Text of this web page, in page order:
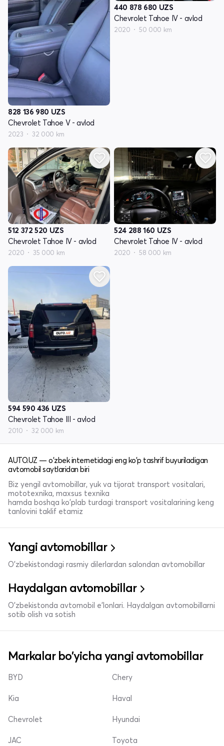
828 136 980 UZS
Chevrolet Tahoe V - avlod
2023 32 000 km
440 878 680 UZS
Chevrolet Tahoe IV - avlod
2020 50 000 km
512 372 520 UZS
Chevrolet Tahoe IV - avlod
2020 35 000 km
524 288 160 UZS
Chevrolet Tahoe IV - avlod
2020 58 000 km
594 590 436 UZS
Chevrolet Tahoe III - avlod
2010 32 000 km
AUTO.UZ — o'zbek internetidagi eng ko'p tashrif buyuriladigan
avtomobil saytlaridan biri
Biz yengil avtomobillar, yuk va tijorat transport vositalari,
mototexnika, maxsus texnika
hamda boshqa ko'plab turdagi transport vositalarining keng
tanlovini taklif etamiz
Yangi avtomobillar
O'zbekistondagi rasmiy dilerlardan salondan avtomobillar
Haydalgan avtomobillar
O'zbekistonda avtomobil e’lonlari. Haydalgan avtomobillarni
sotib olish va sotish
Markalar bo'yicha yangi avtomobillar
BYD
Kia
Chevrolet
Chery
Haval
Hyundai
JAC Toyota